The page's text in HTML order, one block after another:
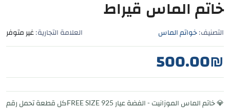
خاتم الماس قيراط
التصنيف: خواتم الماس العلامة التجارية: غير متوفر
500.00₪
💎 خاتم الماس الموزانيت - الفضة عيار 925 FREE SIZEكل قطعة تحمل رقم